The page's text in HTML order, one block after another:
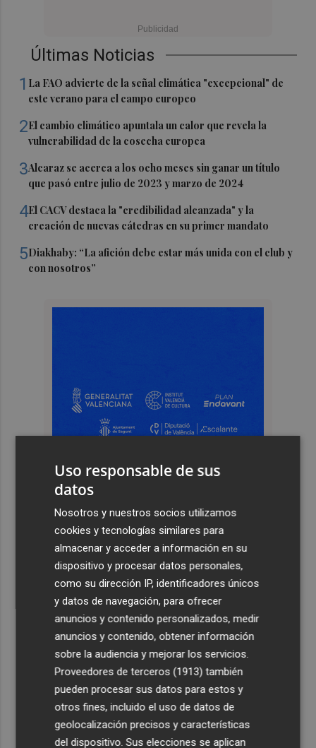
Últimas Noticias
1 La FAO advierte de la señal climática "excepcional" de
este verano para el campo europeo
2El cambio climático apuntala un calor que revela la
vulnerabilidad de la cosecha europea
3Alcaraz se acerca a los ocho meses sin ganar un título
que pasó entre julio de 2023 y marzo de 2024
4El CACV destaca la "credibilidad alcanzada" y la
creación de nuevas cátedras en su primer mandato
5Diakhaby: “La afición debe estar más unida con el club y
con nosotros”
Uso responsable de sus
datos
Nosotros y nuestros socios utilizamos
cookies y tecnologías similares para
almacenar y acceder a información en su
dispositivo y procesar datos personales,
como su dirección IP, identificadores únicos
y datos de navegación, para ofrecer
anuncios y contenido personalizados, medir
anuncios y contenido, obtener información
sobre la audiencia y mejorar los servicios.
Proveedores de terceros (1913) también
pueden procesar sus datos para estos y
otros fines, incluido el uso de datos de
geolocalización precisos y características
del dispositivo. Sus elecciones se aplican